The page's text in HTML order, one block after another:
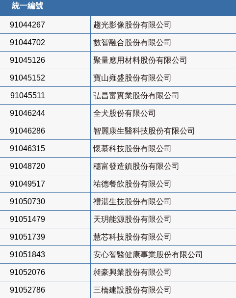
統一編號
91044267 趨光影像股份有限公司
91044702 數智融合股份有限公司
91045126 聚量應用材料股份有限公司
91045152 寶山雍盛股份有限公司
91045511 弘昌富實業股份有限公司
91046244 全犬股份有限公司
91046286 智麗康生醫科技股份有限公司
91046315 懷慕科技股份有限公司
91048720 穩富發造鎮股份有限公司
91049517 祐德餐飲股份有限公司
91050730 禮湛生技股份有限公司
91051479 天玥能源股份有限公司
91051739 慧芯科技股份有限公司
91051843 安心智醫健康事業股份有限公司
91052076 昶豪興業股份有限公司
91052786 三橋建設股份有限公司